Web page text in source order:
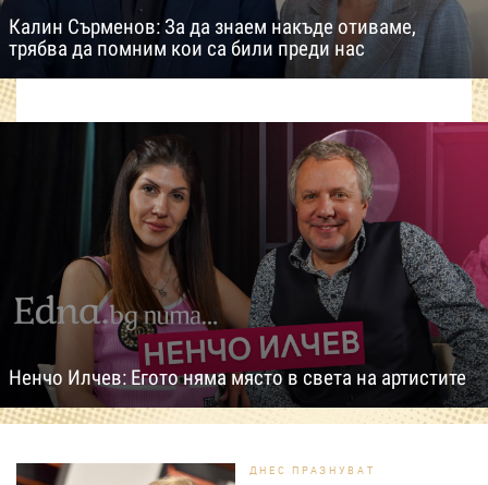
Калин Сърменов: За да знаем накъде отиваме,
трябва да помним кои са били преди нас
Ненчо Илчев: Егото няма място в света на артистите
ДНЕС ПРАЗНУВАТ